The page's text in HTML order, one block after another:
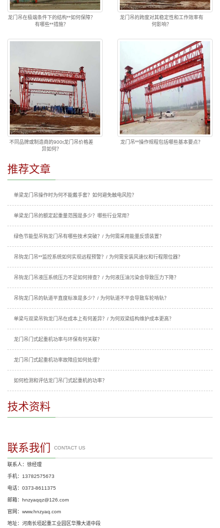
龙门吊在极端条件下的结构**如何保障？
有哪些**措施？
龙门吊的跨度对其稳定性和工作效率有
何影响？
不同品牌或制造商的900t龙门吊价格差
异如何？
龙门吊**操作规程包括哪些基本要点？
推荐文章
单梁龙门吊操作时为何不能戴手套？如何避免触电风险？
单梁龙门吊的额定起重量范围是多少？哪些行业常用？
绿色节能型吊钩龙门吊有哪些技术突破？/ 为何需采用能量反馈装置？
吊钩龙门吊**监控系统如何实现远程预警？/ 为何需安装风速仪和行程限位器？
吊钩龙门吊液压系统压力不足如何排查？/ 为何液压油污染会导致压力下降？
吊钩龙门吊的轨道平直度标准是多少？/ 为何轨道不平会导致车轮啃轨？
单梁与双梁吊钩龙门吊在成本上有何差异？/ 为何双梁结构维护成本更高？
龙门吊门式起重机功率与环保有何关联？
龙门吊门式起重机功率故障应如何处理？
如何检测和评估龙门吊门式起重机的功率？
技术资料
联系我们 CONTACT US
联系人：徐经理
手机：13782575673
电话：0373-8611375
邮箱：hnzyaqqz@126.com
官网：www.hnzyaq.com
地址：河南长垣起重工业园区华豫大道中段